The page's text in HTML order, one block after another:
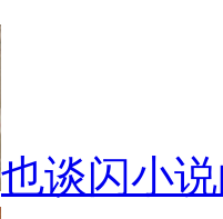
也谈闪小